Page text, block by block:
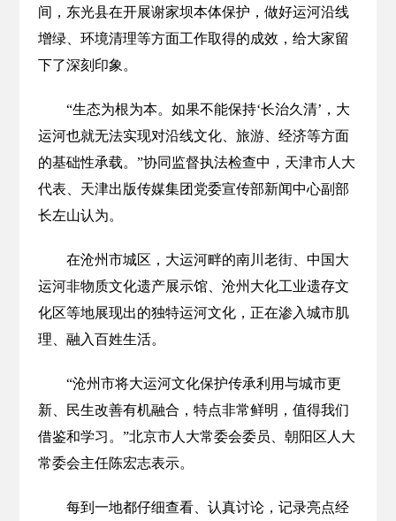
间，东光县在开展谢家坝本体保护，做好运河沿线
增绿、环境清理等方面工作取得的成效，给大家留
下了深刻印象。
“生态为根为本。如果不能保持‘长治久清’，大
运河也就无法实现对沿线文化、旅游、经济等方面
的基础性承载。”协同监督执法检查中，天津市人大
代表、天津出版传媒集团党委宣传部新闻中心副部
长左山认为。
在沧州市城区，大运河畔的南川老街、中国大
运河非物质文化遗产展示馆、沧州大化工业遗存文
化区等地展现出的独特运河文化，正在渗入城市肌
理、融入百姓生活。
“沧州市将大运河文化保护传承利用与城市更
新、民生改善有机融合，特点非常鲜明，值得我们
借鉴和学习。”北京市人大常委会委员、朝阳区人大
常委会主任陈宏志表示。
每到一地都仔细查看、认真讨论，记录亮点经